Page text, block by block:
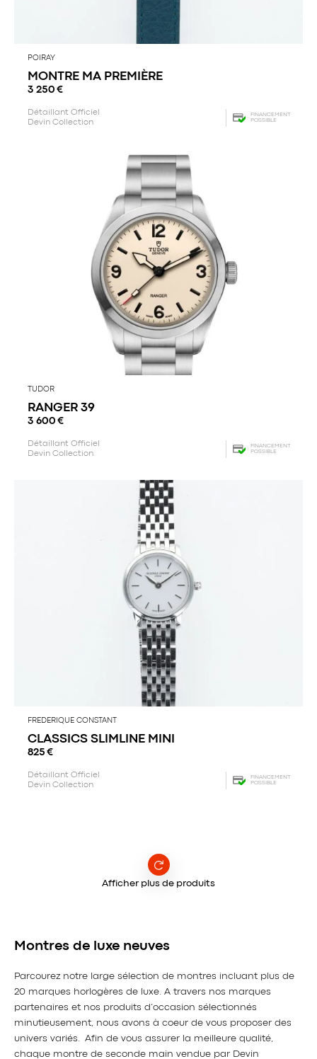
POIRAY
MONTRE MA PREMIÈRE
3 250 €
Détaillant Officiel
Devin Collection
FINANCEMENT
POSSIBLE
TUDOR
RANGER 39
3 600 €
Détaillant Officiel
Devin Collection
FINANCEMENT
POSSIBLE
FREDERIQUE CONSTANT
CLASSICS SLIMLINE MINI
825 €
Détaillant Officiel
Devin Collection
FINANCEMENT
POSSIBLE
Afficher plus de produits
Montres de luxe neuves
Parcourez notre large sélection de montres incluant plus de
20 marques horlogères de luxe. A travers nos marques
partenaires et nos produits d’occasion sélectionnés
minutieusement, nous avons à coeur de vous proposer des
univers variés. Afin de vous assurer la meilleure qualité,
chaque montre de seconde main vendue par Devin